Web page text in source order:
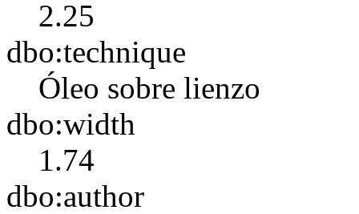
2.25
dbo:technique
Óleo sobre lienzo
dbo:width
1.74
dbo:author